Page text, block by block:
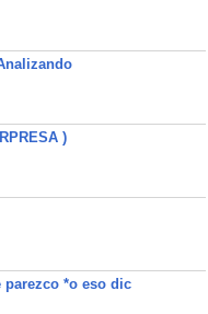
)
parezco *o eso dic